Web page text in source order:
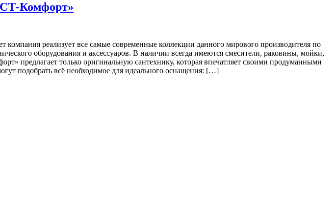
Комфорт»
реализует все самые современные коллекции данного мирового производителя по
оборудования и аксессуаров. В наличии всегда имеются смесители, раковины, мойки,
предлагает только оригинальную сантехнику, которая впечатляет своими продуманными
подобрать всё необходимое для идеального оснащения: […]